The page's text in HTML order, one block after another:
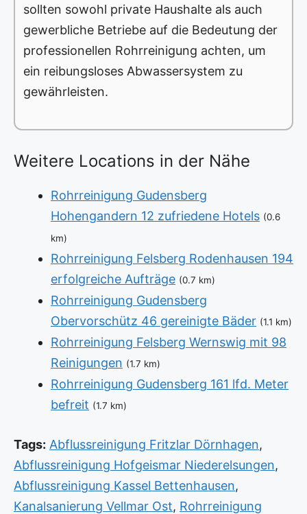
sollten sowohl private Haushalte als auch
gewerbliche Betriebe auf die Bedeutung der
professionellen Rohrreinigung achten, um
ein reibungsloses Abwassersystem zu
gewährleisten.
Weitere Locations in der Nähe
Rohrreinigung Gudensberg
Hohengandern 12 zufriedene Hotels (0.6
km)
Rohrreinigung Felsberg Rodenhausen 194
erfolgreiche Aufträge (0.7 km)
Rohrreinigung Gudensberg
Obervorschütz 46 gereinigte Bäder (1.1 km)
Rohrreinigung Felsberg Wernswig mit 98
Reinigungen (1.7 km)
Rohrreinigung Gudensberg 161 lfd. Meter
befreit (1.7 km)
Tags: Abflussreinigung Fritzlar Dörnhagen,
Abflussreinigung Hofgeismar Niederelsungen,
Abflussreinigung Kassel Bettenhausen,
Kanalsanierung Vellmar Ost, Rohrreinigung